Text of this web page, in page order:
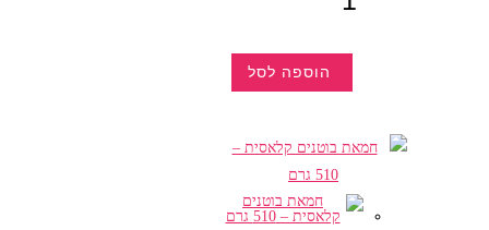
הוספה לסל
מספר
סוגים.
ניתן
את
האפשרויות